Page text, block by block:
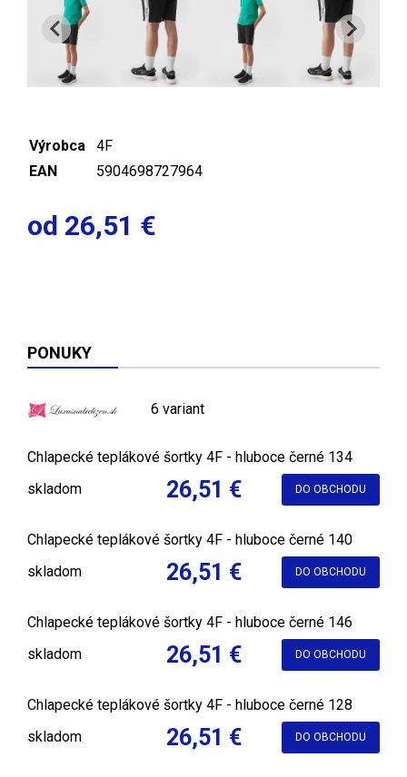
Výrobca
4F
EAN
5904698727964
od 26,51 €
PONUKY
6 variant
Chlapecké teplákové šortky 4F - hluboce černé 134
skladom
26,51 € DO OBCHODU
Chlapecké teplákové šortky 4F - hluboce černé 140
skladom
26,51 € DO OBCHODU
Chlapecké teplákové šortky 4F - hluboce černé 146
skladom
26,51 € DO OBCHODU
Chlapecké teplákové šortky 4F - hluboce černé 128
skladom
26,51 € DO OBCHODU